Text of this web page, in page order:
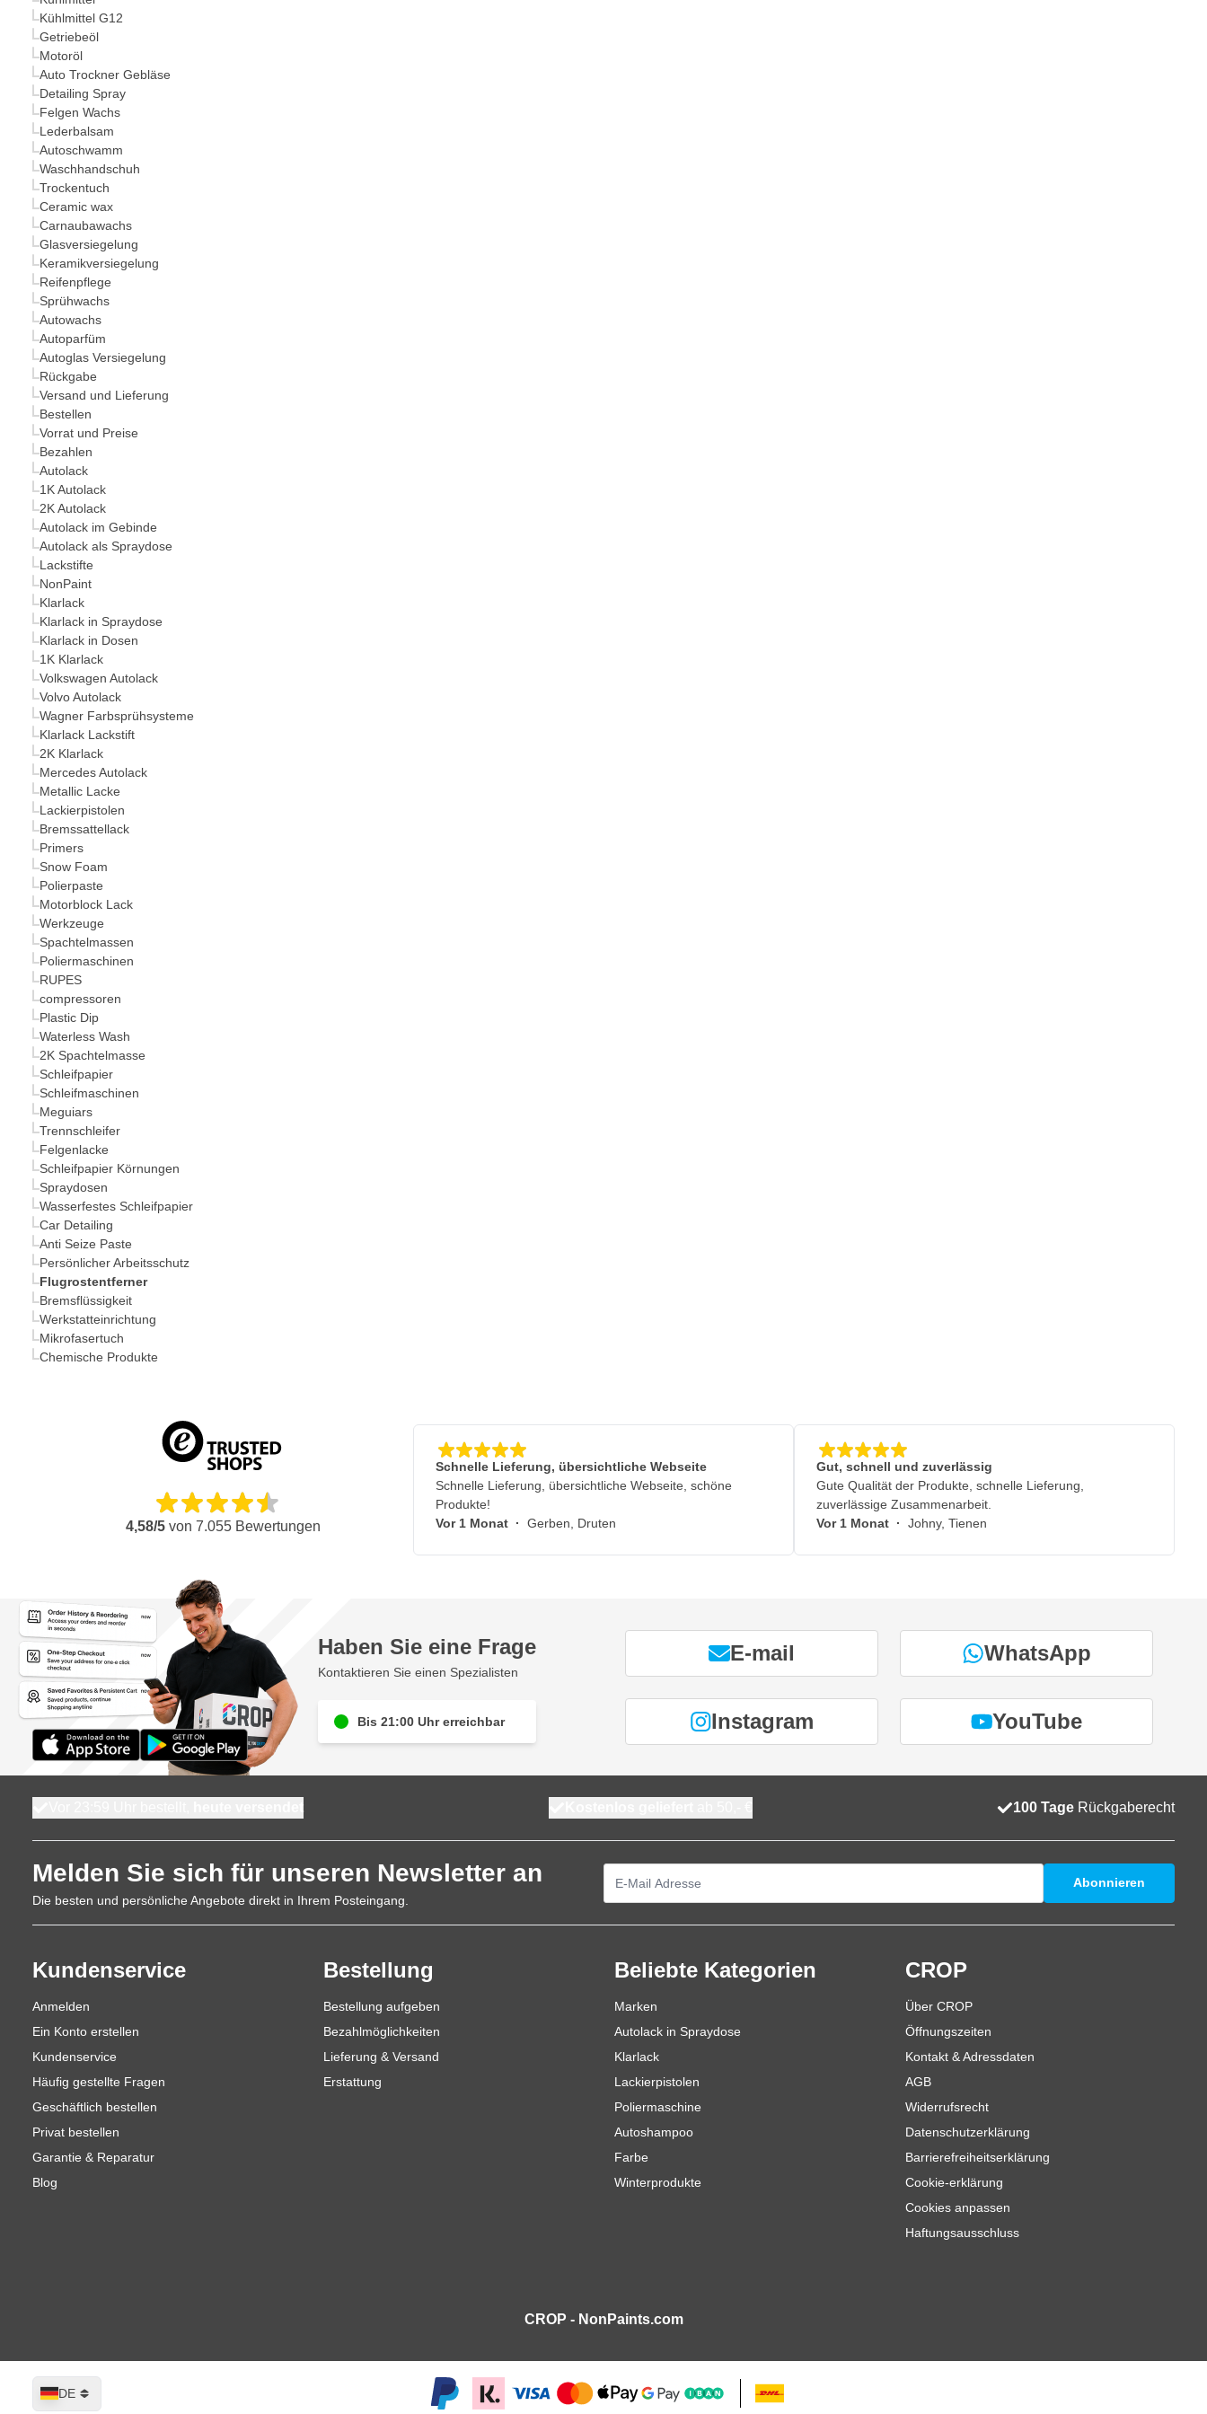
Kühlmittel G12
Getriebeöl
Motoröl
Auto Trockner Gebläse
Detailing Spray
Felgen Wachs
Lederbalsam
Autoschwamm
Waschhandschuh
Trockentuch
Ceramic wax
Carnaubawachs
Glasversiegelung
Keramikversiegelung
Reifenpflege
Sprühwachs
Autowachs
Autoparfüm
Autoglas Versiegelung
Rückgabe
Versand und Lieferung
Bestellen
Vorrat und Preise
Bezahlen
Autolack
1K Autolack
2K Autolack
Autolack im Gebinde
Autolack als Spraydose
Lackstifte
NonPaint
Klarlack
Klarlack in Spraydose
Klarlack in Dosen
1K Klarlack
Volkswagen Autolack
Volvo Autolack
Wagner Farbsprühsysteme
Klarlack Lackstift
2K Klarlack
Mercedes Autolack
Metallic Lacke
Lackierpistolen
Bremssattellack
Primers
Snow Foam
Polierpaste
Motorblock Lack
Werkzeuge
Spachtelmassen
Poliermaschinen
RUPES
compressoren
Plastic Dip
Waterless Wash
2K Spachtelmasse
Schleifpapier
Schleifmaschinen
Meguiars
Trennschleifer
Felgenlacke
Schleifpapier Körnungen
Spraydosen
Wasserfestes Schleifpapier
Car Detailing
Anti Seize Paste
Persönlicher Arbeitsschutz
Flugrostentferner
Bremsflüssigkeit
Werkstatteinrichtung
Mikrofasertuch
Chemische Produkte
4,58/5von 7.055Bewertungen
Schnelle Lieferung, übersichtliche Webseite
Schnelle Lieferung, übersichtliche Webseite, schöne
Produkte!
Vor 1 Monat · Gerben, Druten
Gut, schnell und zuverlässig
Gute Qualität der Produkte, schnelle Lieferung,
zuverlässige Zusammenarbeit.
Vor 1 Monat · Johny, Tienen
Haben Sie eine Frage
Kontaktieren Sie einen Spezialisten
Bis 21:00 Uhr erreichbar
E-mail WhatsApp
Instagram YouTube
100 Tage Rückgaberecht
Melden Sie sich für unseren Newsletter an
Die besten und persönliche Angebote direkt in Ihrem Posteingang.
Abonnieren
Kundenservice
Anmelden
Ein Konto erstellen
Kundenservice
Häufig gestellte Fragen
Geschäftlich bestellen
Privat bestellen
Garantie & Reparatur
Blog
Bestellung
Bestellung aufgeben
Bezahlmöglichkeiten
Lieferung & Versand
Erstattung
Beliebte Kategorien
Marken
Autolack in Spraydose
Klarlack
Lackierpistolen
Poliermaschine
Autoshampoo
Farbe
Winterprodukte
CROP
Über CROP
Öffnungszeiten
Kontakt & Adressdaten
AGB
Widerrufsrecht
Datenschutzerklärung
Barrierefreiheitserklärung
Cookie-erklärung
Cookies anpassen
Haftungsausschluss
CROP - NonPaints.com
Sprache
DE